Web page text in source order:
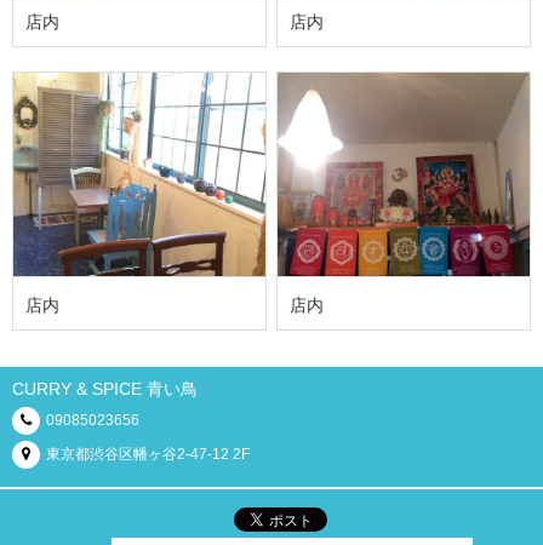
店内 店内
店内 店内
CURRY & SPICE 青い鳥
09085023656
東京都渋谷区幡ヶ谷2-47-12 2F